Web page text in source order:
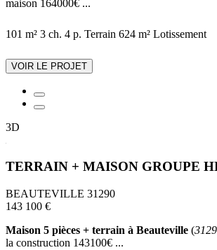
maison 164000€ ...
101 m² 3 ch. 4 p. Terrain 624 m² Lotissement
VOIR LE PROJET
3D
TERRAIN + MAISON GROUPE
BEAUTEVILLE 31290
143 100 €
Maison 5 pièces + terrain à Beauteville (
la construction 143100€ ...